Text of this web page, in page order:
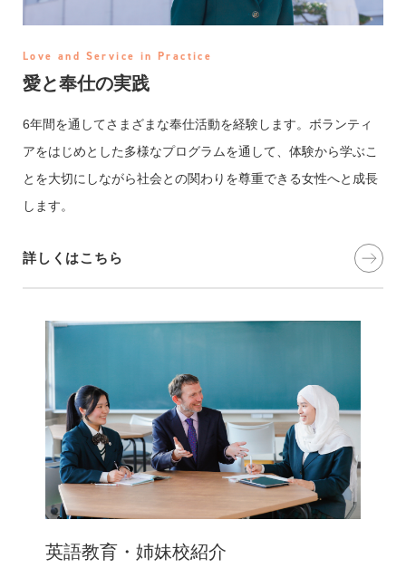
Love and Service in Practice
愛と奉仕の実践
6年間を通してさまざまな奉仕活動を経験します。ボランティ
アをはじめとした多様なプログラムを通して、体験から学ぶこ
とを大切にしながら社会との関わりを尊重できる女性へと成長
します。
詳しくはこちら
英語教育・姉妹校紹介